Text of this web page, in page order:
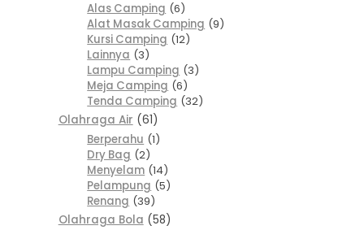
Alas Camping 6
Alat Masak Camping 9
Kursi Camping 12
Lainnya 3
Lampu Camping 3
Meja Camping 6
Tenda Camping 32
Olahraga Air
61
Berperahu 1
Dry Bag 2
Menyelam 14
Pelampung 5
Renang 39
Olahraga Bola
58